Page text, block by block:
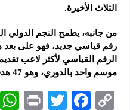
الثلاث الأخيرة.
من جانبه، يطمح النجم
رقم قياسي جديد، فهو على
الرقم القياسي لأكثر لاعب
موسم واحد بالدوري، وهو 47 هدفاً.
C
F
T
P